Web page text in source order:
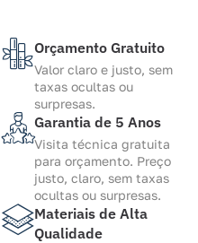
Orçamento Gratuito
Valor claro e justo, sem
taxas ocultas ou
surpresas.
Garantia de 5 Anos
Visita técnica gratuita
para orçamento. Preço
justo, claro, sem taxas
ocultas ou surpresas.
Materiais de Alta
Qualidade